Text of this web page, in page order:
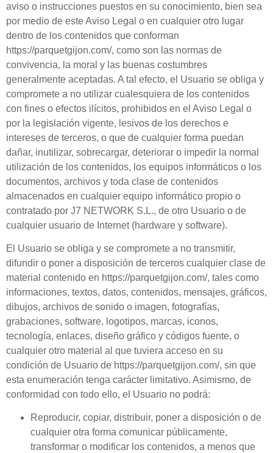
aviso o instrucciones puestos en su conocimiento, bien sea
por medio de este Aviso Legal o en cualquier otro lugar
dentro de los contenidos que conforman
https://parquetgijon.com/, como son las normas de
convivencia, la moral y las buenas costumbres
generalmente aceptadas. A tal efecto, el Usuario se obliga y
compromete a no utilizar cualesquiera de los contenidos
con fines o efectos ilícitos, prohibidos en el Aviso Legal o
por la legislación vigente, lesivos de los derechos e
intereses de terceros, o que de cualquier forma puedan
dañar, inutilizar, sobrecargar, deteriorar o impedir la normal
utilización de los contenidos, los equipos informáticos o los
documentos, archivos y toda clase de contenidos
almacenados en cualquier equipo informático propio o
contratado por J7 NETWORK S.L., de otro Usuario o de
cualquier usuario de Internet (hardware y software).
El Usuario se obliga y se compromete a no transmitir,
difundir o poner a disposición de terceros cualquier clase de
material contenido en https://parquetgijon.com/, tales como
informaciones, textos, datos, contenidos, mensajes, gráficos,
dibujos, archivos de sonido o imagen, fotografías,
grabaciones, software, logotipos, marcas, iconos,
tecnología, enlaces, diseño gráfico y códigos fuente, o
cualquier otro material al que tuviera acceso en su
condición de Usuario de https://parquetgijon.com/, sin que
esta enumeración tenga carácter limitativo. Asimismo, de
conformidad con todo ello, el Usuario no podrá:
Reproducir, copiar, distribuir, poner a disposición o de
cualquier otra forma comunicar públicamente,
transformar o modificar los contenidos, a menos que